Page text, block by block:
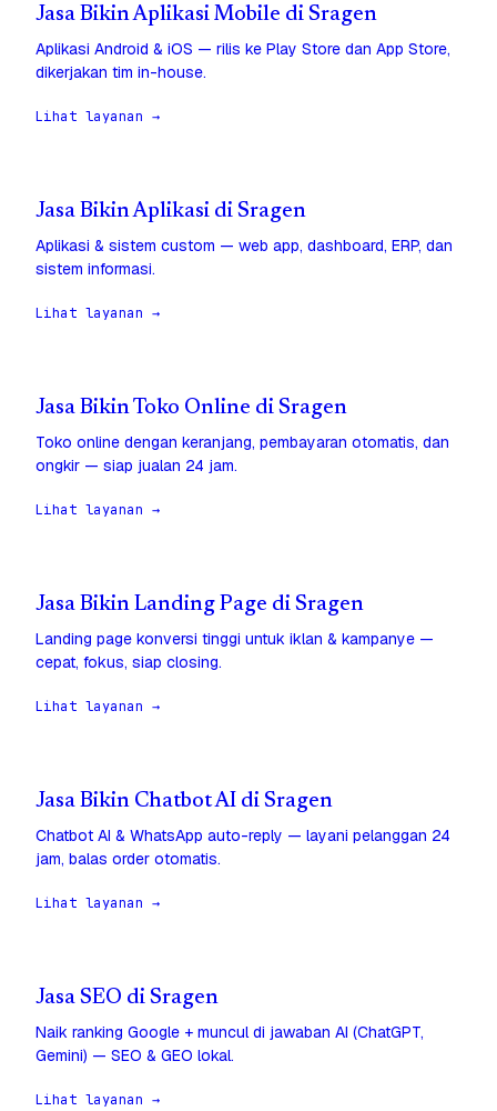
Jasa Bikin Aplikasi Mobile di Sragen
Aplikasi Android & iOS — rilis ke Play Store dan App Store,
dikerjakan tim in-house.
Lihat layanan →
Jasa Bikin Aplikasi di Sragen
Aplikasi & sistem custom — web app, dashboard, ERP, dan
sistem informasi.
Lihat layanan →
Jasa Bikin Toko Online di Sragen
Toko online dengan keranjang, pembayaran otomatis, dan
ongkir — siap jualan 24 jam.
Lihat layanan →
Jasa Bikin Landing Page di Sragen
Landing page konversi tinggi untuk iklan & kampanye —
cepat, fokus, siap closing.
Lihat layanan →
Jasa Bikin Chatbot AI di Sragen
Chatbot AI & WhatsApp auto-reply — layani pelanggan 24
jam, balas order otomatis.
Lihat layanan →
Jasa SEO di Sragen
Naik ranking Google + muncul di jawaban AI (ChatGPT,
Gemini) — SEO & GEO lokal.
Lihat layanan →